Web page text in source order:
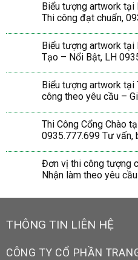
Biểu tượng artwork tại
Thi công đạt chuẩn,
Biểu tượng artwork tại
Tạo – Nổi Bật, LH
Biểu tượng artwork tại
công theo yêu cầu –
Thi Công Cổng Chào
0935.777.699 Tư vấn,
Đơn vị thi công tượng
Nhận làm theo yêu
THÔNG TIN LIÊN HỆ
CÔNG TY CỔ PHẦN